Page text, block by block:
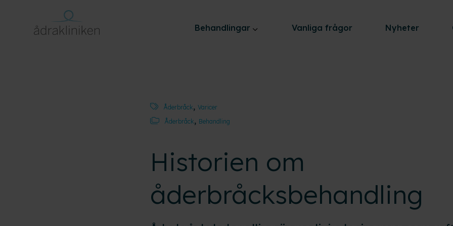
Behandlingar Vanliga frågor Nyheter
Åderbråck, Varicer
Åderbråck, Behandling
Historien om
åderbråcksbehandling